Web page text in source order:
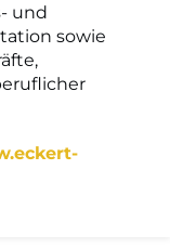
und
sowie